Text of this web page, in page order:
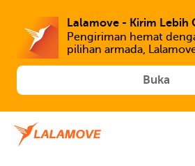
Lalamove - Kirim Lebih
Pengiriman hemat
Buka